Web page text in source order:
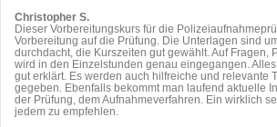
Christopher S.
Dieser Vorbereitungskurs für die
Vorbereitung auf die Prüfung. Die Unterlagen sind
durchdacht, die Kurszeiten gut gewählt. Auf Fragen,
wird in den Einzelstunden genau eingegangen.
gut erklärt. Es werden auch hilfreiche und relevante
gegeben. Ebenfalls bekommt man laufend aktuelle
der Prüfung, dem Aufnahmeverfahren. Ein wirklich
jedem zu empfehlen.